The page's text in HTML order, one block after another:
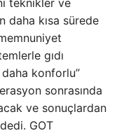
teknikler ve
daha kısa sürede
gıdı
konforlu”
sonrasında
ve sonuçlardan
GOT